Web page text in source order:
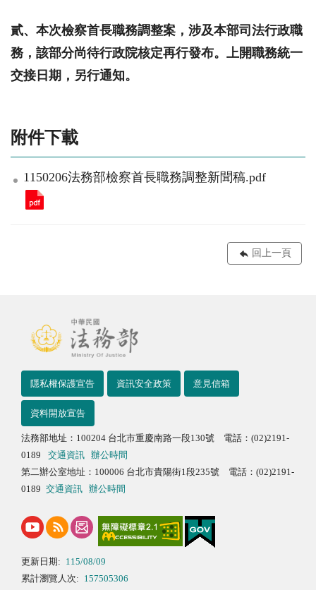
貳、本次檢察首長職務調整案，涉及本部司法行政職
務，該部分尚待行政院核定再行發布。上開職務統一
交接日期，另行通知。
附件下載
1150206法務部檢察首長職務調整新聞稿.pdf
回上一頁
隱私權保護宣告 資訊安全政策 意見信箱
資料開放宣告
法務部地址：100204 台北市重慶南路一段130號 電話：(02)2191-
0189
交通資訊
辦公時間
第二辦公室地址：100006 台北市貴陽街1段235號 電話：(02)2191-
0189 交通資訊 辦公時間
更新日期: 115/08/09
累計瀏覽人次: 157505306